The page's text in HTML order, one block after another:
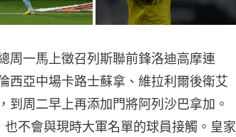
周一馬上徵召列斯聯前鋒洛迪高摩連
西亞中場卡路士蘇拿、維拉利爾後衛艾
到周二早上再添加門將阿列沙巴拿加。
不會與現時大軍名單的球員接觸。皇家